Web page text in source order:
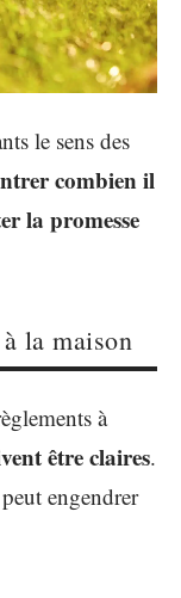
le sens des
combien il
la promesse
la maison
à
être claires.
engendrer